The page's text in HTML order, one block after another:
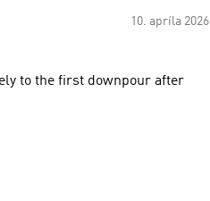
10. apríla 2026
to the first downpour after